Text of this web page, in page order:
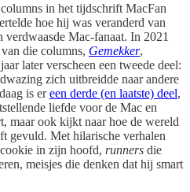
in het tijdschrift MacFan
hoe hij was veranderd van
Mac-fanaat. In 2021
die columns, Gemekker,
later verscheen een tweede deel:
zich uitbreidde naar andere
is ereen derde (en laatste) deel,
liefde voor de Mac en
maar ook kijkt naar hoe de wereld
gevuld. Met hilarische verhalen
in zijn hoofd, runners die
meisjes die denken dat hij smart